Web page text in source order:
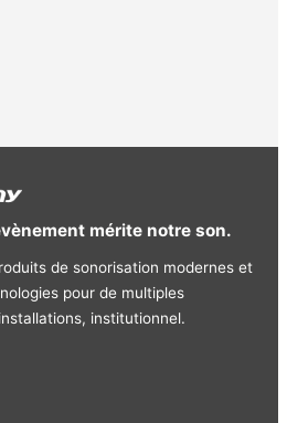
mérite notre son.
de sonorisation modernes et
pour de multiples
institutionnel.